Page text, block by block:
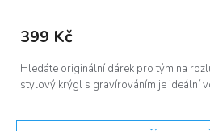
399 Kč
Hledáte originální dárek pro tým na
stylový krýgl s gravírováním je ideální